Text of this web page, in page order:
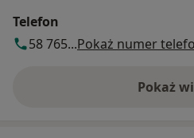
Telefon
58 765...Pokaż numer
Pokaż o